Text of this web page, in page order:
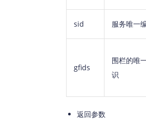
sid 服务唯一
gfids
围栏的唯
识
返回参数